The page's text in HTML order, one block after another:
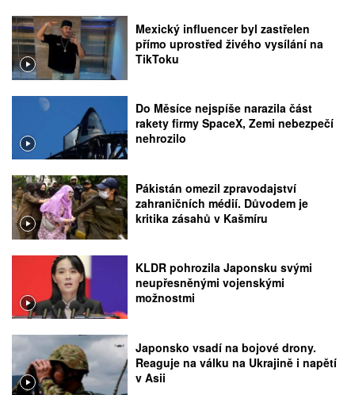
Mexický influencer byl zastřelen
přímo uprostřed živého vysílání na
TikToku
Do Měsíce nejspíše narazila část
rakety firmy SpaceX, Zemi nebezpečí
nehrozilo
Pákistán omezil zpravodajství
zahraničních médií. Důvodem je
kritika zásahů v Kašmíru
KLDR pohrozila Japonsku svými
neupřesněnými vojenskými
možnostmi
Japonsko vsadí na bojové drony.
Reaguje na válku na Ukrajině i napětí
v Asii